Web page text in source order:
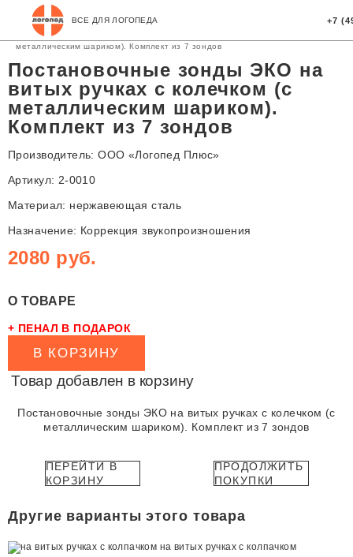
ВСЕ ДЛЯ ЛОГОПЕДА +7
Главная Магазин Логопедические зонды
зондов
Постановочные зонды ЭКО на витых ручках с колечком (с
металлическим шариком). Комплект из 7 зондов
Постановочные зонды ЭКО на
витых ручках с колечком (с
металлическим шариком).
Комплект из 7 зондов
Производитель: ООО «Логопед Плюс»
Артикул: 2-0010
Материал: нержавеющая сталь
Назначение: Коррекция звукопроизношения
2080 руб.
О ТОВАРЕ
+ ПЕНАЛ В ПОДАРОК
В КОРЗИНУ
Товар добавлен в корзину
Постановочные зонды ЭКО на витых ручках с колечком (с
металлическим шариком). Комплект из 7 зондов
ПЕРЕЙТИ В
КОРЗИНУ
ПРОДОЛЖИТЬ
ПОКУПКИ
Другие варианты этого товара
на витых ручках с колпачком